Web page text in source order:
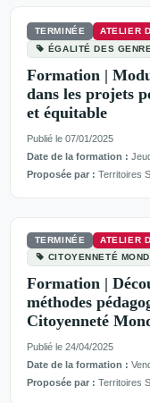
TERMINÉE ATELIER
ÉGALITÉ DES
Formation |
dans les projets
et équitable
Publié le 07/01/2025
Date de la formation :
Proposée par : Territoires
TERMINÉE
ATELIER
CITOYENNETÉ
Formation |
méthodes
Citoyenneté
Publié le 24/04/2025
Date de la formation :
Proposée par : Territoires